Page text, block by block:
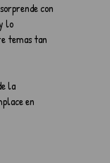
con
lo
temas tan
la
en